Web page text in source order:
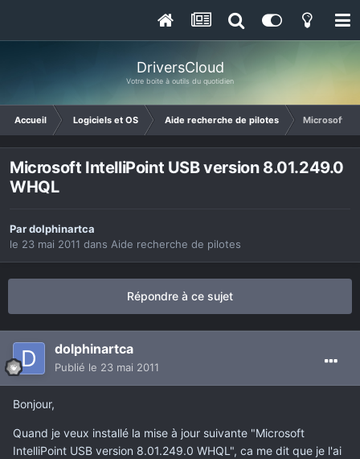
DriversCloud
Votre boite à outils du quotidien
Accueil Logiciels et OS Aide recherche de pilotes Microsoft
Microsoft IntelliPoint USB version 8.01.249.0
WHQL
Pardolphinartca
le 23 mai 2011 dans Aide recherche de pilotes
Répondre à ce sujet
dolphinartca
Publié le 23 mai 2011
Bonjour,
Quand je veux installé la mise à jour suivante "Microsoft
IntelliPoint USB version 8.01.249.0 WHQL", ca me dit que je l'ai